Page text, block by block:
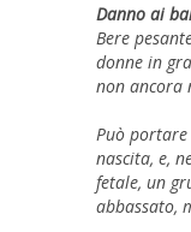
Danno ai
Bere
donne in
non ancora
Può
nascita, e,
fetale, un
abbassato,